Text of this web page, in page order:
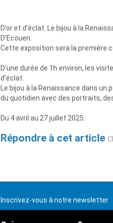
D’or et d’éclat. Le bijou à la
D’Ecouen.
Cette exposition sera la première
D’une durée de 1h environ, les
d’éclat.
Le bijou à la Renaissance dans
du quotidien avec des portraits,
Du 4 avril au 27 juillet 2025.
Répondre à cet article
Nom
Inscrivez-vous à notre newsletter